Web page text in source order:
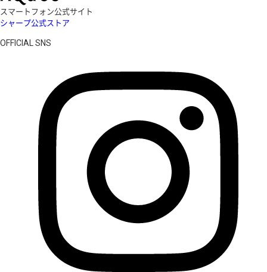
スマートフォン公式サイト
シャープ公式ストア
OFFICIAL SNS